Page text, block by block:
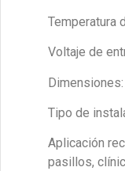
Temperatura
Voltaje de
Tipo de
Aplicación
pasillos,